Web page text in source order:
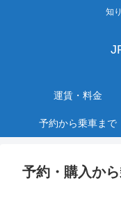
知
運賃・料金
予約から乗車まで
予約・購入か